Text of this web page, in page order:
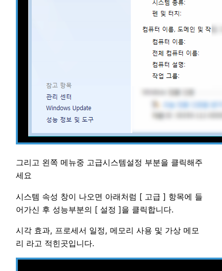
그리고 왼쪽 메뉴중 고급시스템설정 부분을 클릭해주
세요
시스템 속성 창이 나오면 아래처럼 [ 고급 ] 항목에 들
어가신 후 성능부분의 [ 설정 ]을 클릭합니다.
시각 효과, 프로세서 일정, 메모리 사용 및 가상 메모
리 라고 적힌곳입니다.